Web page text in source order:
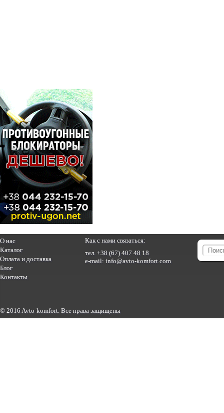
О нас
Каталог
Оплата и доставка
Блог
Контакты
Как с нами связаться:
тел. +38 (67) 407 48 18
e-mail: info@avto-komfort.com
© 2016 Avto-komfort. Все права защищены